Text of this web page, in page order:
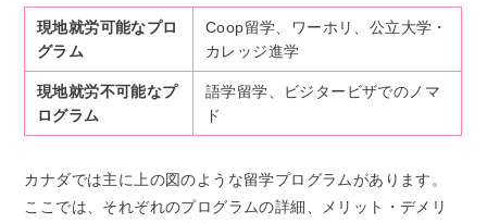
現地就労可能なプロ
グラム
Coop留学、ワーホリ、公立大学・
カレッジ進学
現地就労不可能なプ
ログラム
語学留学、ビジタービザでのノマ
ド
カナダでは主に上の図のような留学プログラムがあります。
ここでは、それぞれのプログラムの詳細、メリット・デメリ